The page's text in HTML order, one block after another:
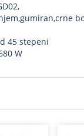
45 stepeni
W